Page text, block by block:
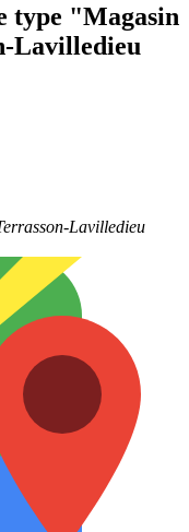
type "Magasin
Lavilledieu
Lavilledieu